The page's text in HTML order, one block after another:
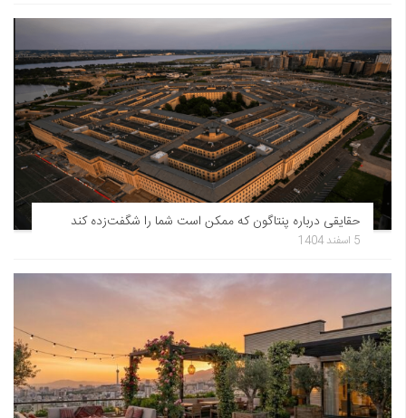
حقایقی درباره پنتاگون که ممکن است شما را شگفت‌زده کند
5 اسفند 1404